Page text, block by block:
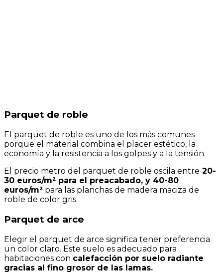
Parquet de roble
El parquet de roble es uno de los más comunes
porque el material combina el placer estético, la
economía y la resistencia a los golpes y a la tensión.
El precio metro del parquet de roble oscila entre 20-
30 euros/m² para el preacabado, y 40-80
euros/m² para las planchas de madera maciza de
roble de color gris.
Parquet de arce
Elegir el parquet de arce significa tener preferencia
un color claro. Este suelo es adecuado para
habitaciones con calefacción por suelo radiante
gracias al fino grosor de las lamas.